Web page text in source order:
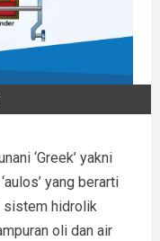
‘Greek’ yakni
yang berarti
sistem hidrolik
oli dan air